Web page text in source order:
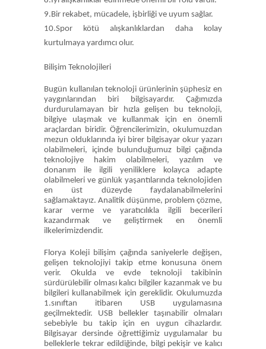
9.Bir rekabet, mücadele, işbirliği ve uyum sağlar.
10.Spor kötü alışkanlıklardan daha kolay
kurtulmaya yardımcı olur.
Bilişim Teknolojileri
Bugün kullanılan teknoloji ürünlerinin şüphesiz en
yaygınlarından biri bilgisayardır. Çağımızda
durdurulamayan bir hızla gelişen bu teknoloji,
bilgiye ulaşmak ve kullanmak için en önemli
araçlardan biridir. Öğrencilerimizin, okulumuzdan
mezun olduklarında iyi birer bilgisayar okur yazarı
olabilmeleri, içinde bulunduğumuz bilgi çağında
teknolojiye hakim olabilmeleri, yazılım ve
donanım ile ilgili yeniliklere kolayca adapte
olabilmeleri ve günlük yaşantılarında teknolojiden
en üst düzeyde faydalanabilmelerini
sağlamaktayız. Analitik düşünme, problem çözme,
karar verme ve yaratıcılıkla ilgili becerileri
kazandırmak ve geliştirmek en önemli
ilkelerimizdendir.
Florya Koleji bilişim çağında saniyelerle değişen,
gelişen teknolojiyi takip etme konusuna önem
verir. Okulda ve evde teknoloji takibinin
sürdürülebilir olması kalıcı bilgiler kazanmak ve bu
bilgileri kullanabilmek için gereklidir. Okulumuzda
1.sınıftan itibaren USB uygulamasına
geçilmektedir. USB bellekler taşınabilir olmaları
sebebiyle bu takip için en uygun cihazlardır.
Bilgisayar dersinde öğrettiğimiz uygulamalar bu
belleklerle tekrar edildiğinde, bilgi pekişir ve kalıcı